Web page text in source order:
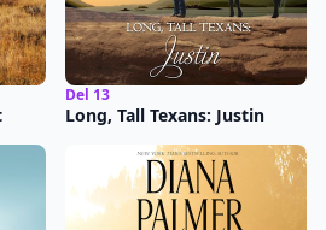
Del 13
Long, Tall Texans: Justin